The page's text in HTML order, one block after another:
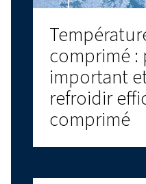
Découvrir
DERNIERS